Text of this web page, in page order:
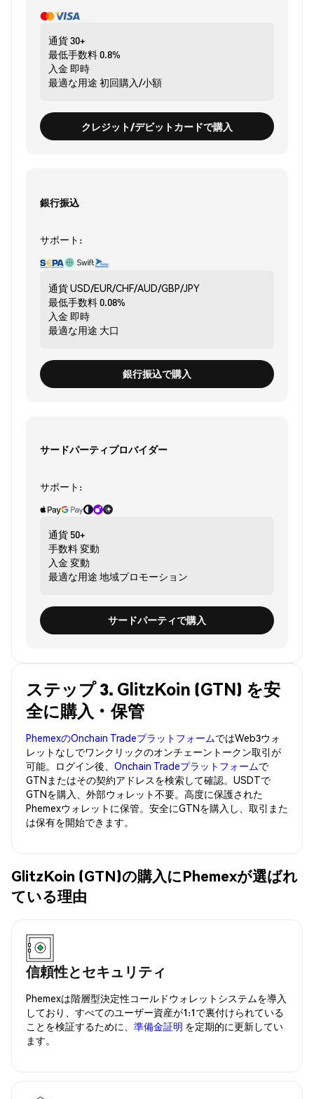
通貨30+
最低手数料0.8%
入金 即時
最適な用途 初回購入/小額
クレジット/デビットカードで購入
銀行振込
サポート:
通貨USD/EUR/CHF/AUD/GBP/JPY
最低手数料0.08%
入金 即時
最適な用途 大口
銀行振込で購入
サードパーティプロバイダー
サポート:
通貨 50+
手数料変動
入金 変動
最適な用途 地域プロモーション
サードパーティで購入
ステップ 3. GlitzKoin (GTN) を安
全に購入・保管
PhemexのOnchain TradeプラットフォームではWeb3ウォ
レットなしでワンクリックのオンチェーントークン取引が
可能。ログイン後、 Onchain Tradeプラットフォームで
GTNまたはその契約アドレスを検索して確認。USDTで
GTNを購入、外部ウォレット不要。高度に保護された
Phemexウォレットに保管。安全にGTNを購入し、取引また
は保有を開始できます。
GlitzKoin (GTN)の購入にPhemexが選ばれ
ている理由
信頼性とセキュリティ
Phemexは階層型決定性コールドウォレットシステムを導入
しており、すべてのユーザー資産が1:1で裏付けられている
ことを検証するために、 準備金証明 を定期的に更新してい
ます。